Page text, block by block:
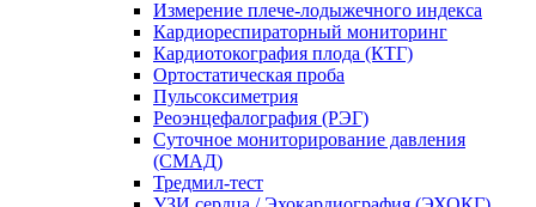
Измерение плече-лодыжечного индекса
Кардиореспираторный мониторинг
Кардиотокография плода (КТГ)
Ортостатическая проба
Пульсоксиметрия
Реоэнцефалография (РЭГ)
Суточное мониторирование давления
(СМАД)
Тредмил-тест